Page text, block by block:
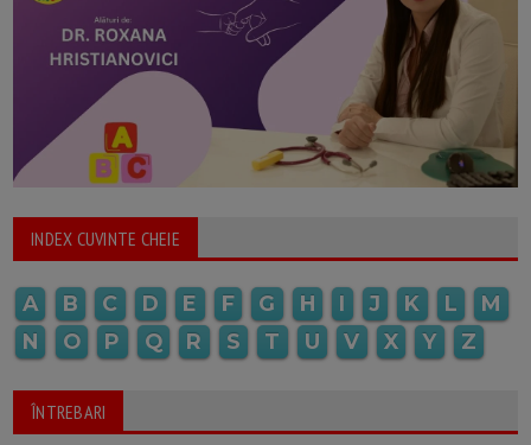
INDEX CUVINTE CHEIE
A B C D E F G H I J K L
M
N
O P Q R S T U V X Y Z
ÎNTREBARI